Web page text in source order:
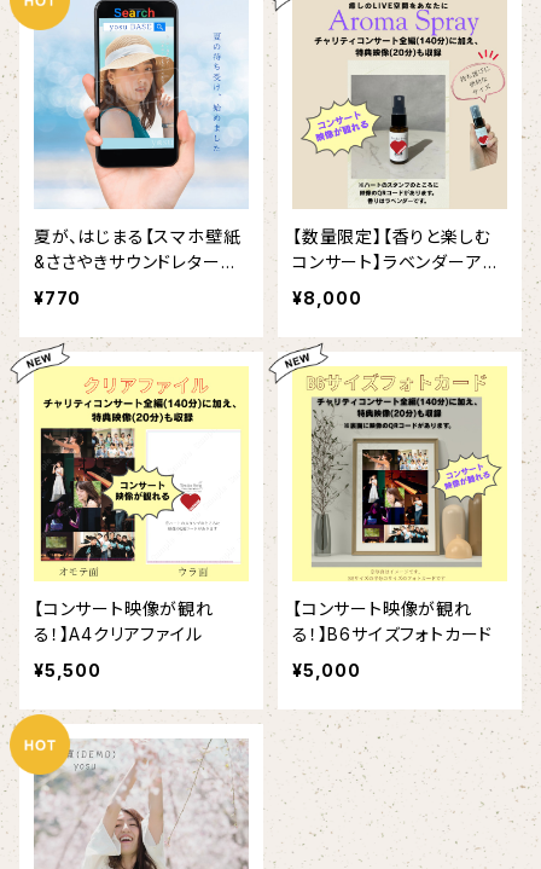
夏が、はじまる【スマホ壁紙
&ささやきサウンドレター〜
渚色〜】
¥770
【数量限定】【香りと楽しむ
コンサート】ラベンダーアロ
マスプレー
¥8,000
【コンサート映像が観れ
る！】A4クリアファイル
¥5,500
【コンサート映像が観れ
る！】B6サイズフォトカード
¥5,000